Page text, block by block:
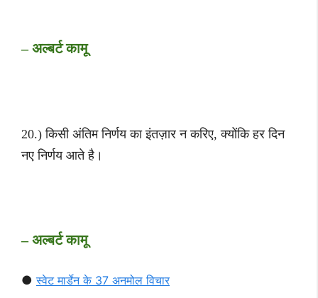
– अल्बर्ट कामू
20.) किसी अंतिम निर्णय का इंतज़ार न करिए, क्योंकि हर दिन
नए निर्णय आते है।
– अल्बर्ट कामू
●स्वेट मार्डेन के 37 अनमोल विचार